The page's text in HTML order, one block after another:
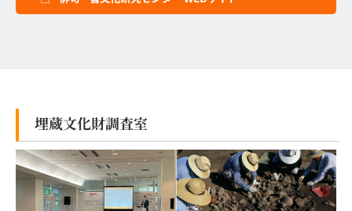
埋蔵文化財調査室